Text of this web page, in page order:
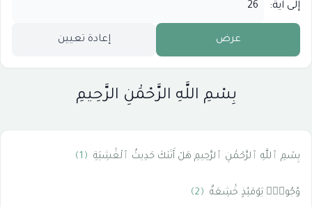
إلى آية:
عرض إعادة تعيين
بِسْمِ اللَّهِ الرَّحْمَٰنِ الرَّحِيمِ
بِسْمِ ٱللَّهِ ٱلرَّحْمَٰنِ ٱلرَّحِيمِ هَلْ أَتَىٰكَ حَدِيثُ ٱلْغَٰشِيَةِ ﴿1﴾
وُجُوهٌۭ يَوْمَئِذٍ خَٰشِعَةٌ ﴿2﴾